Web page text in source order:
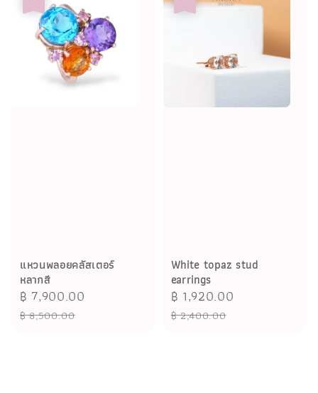
แหวนพลอยคลัสเตอร์
หลากสี
Sale
price
฿ 7,900.00
฿ 8,500.00
White topaz stud
earrings
Sale
price
฿ 1,920.00
฿ 2,400.00